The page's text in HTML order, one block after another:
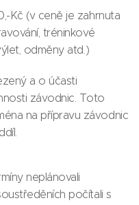
Kč (v ceně je zahrnuta
tréninkové
odměny atd.)
a o účasti
závodnic. Toto
na přípravu závodnic
neplánovali
počítali s